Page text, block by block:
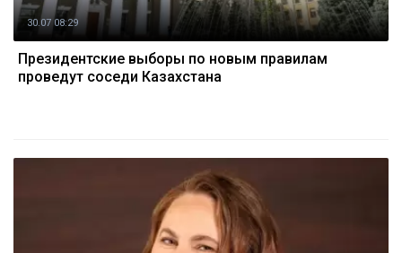
30.07 08:29
Президентские выборы по новым правилам
проведут соседи Казахстана